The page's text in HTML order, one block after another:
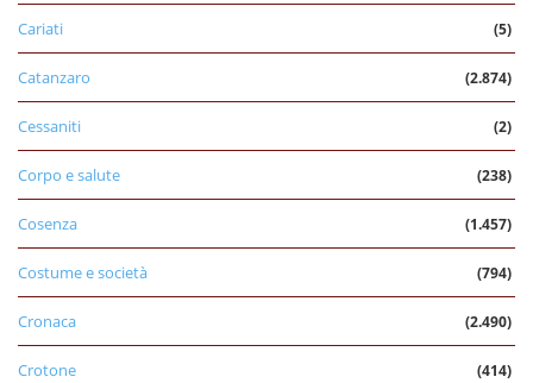
Cariati (5)
Catanzaro (2.874)
Cessaniti (2)
Corpo e salute (238)
Cosenza (1.457)
Costume e società (794)
Cronaca (2.490)
Crotone (414)